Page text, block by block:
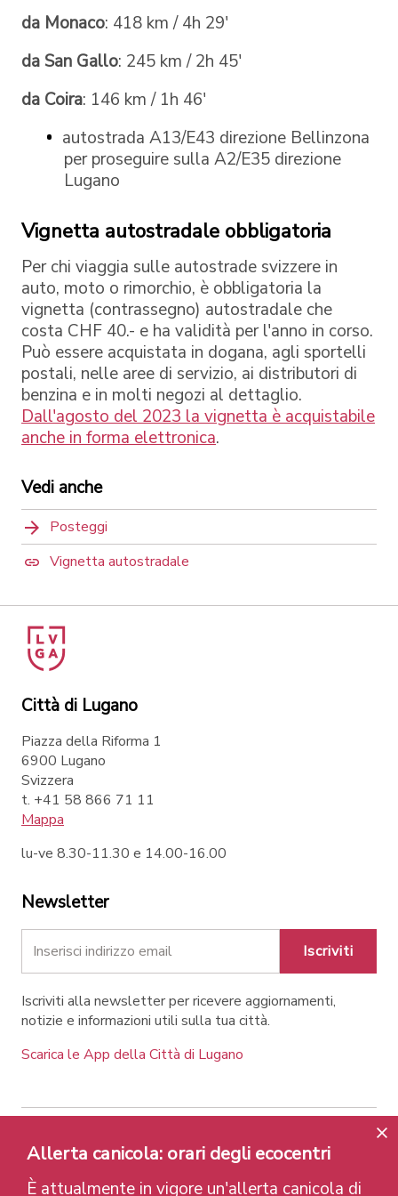
da Monaco: 418 km / 4h 29'
da San Gallo: 245 km / 2h 45'
da Coira: 146 km / 1h 46'
autostrada A13/E43 direzione Bellinzona
per proseguire sulla A2/E35 direzione
Lugano
Vignetta autostradale obbligatoria
Per chi viaggia sulle autostrade svizzere in
auto, moto o rimorchio, è obbligatoria la
vignetta (contrassegno) autostradale che
costa CHF 40.- e ha validità per l'anno in corso.
Può essere acquistata in dogana, agli sportelli
postali, nelle aree di servizio, ai distributori di
benzina e in molti negozi al dettaglio.
Dall'agosto del 2023 la vignetta è acquistabile
anche in forma elettronica.
Vedi anche
Posteggi
Vignetta autostradale
Città di Lugano
Piazza della Riforma 1
6900 Lugano
Svizzera
t. +41 58 866 71 11
Mappa
lu-ve 8.30-11.30 e 14.00-16.00
Newsletter
Iscriviti
Iscriviti alla newsletter per ricevere aggiornamenti,
notizie e informazioni utili sulla tua città.
Scarica le App della Città di Lugano
Contatti Link Note legali
Privacy Policy
Label e riconoscimenti
Credits
Allerta canicola: orari degli ecocentri
È attualmente in vigore un'allerta canicola di